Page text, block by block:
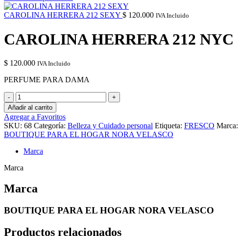
CAROLINA HERRERA 212 SEXY $ 120.000 IVA Incluido
CAROLINA HERRERA 212 NYC
$ 120.000 IVA Incluido
PERFUME PARA DAMA
CAROLINA
HERRERA
212
NYC
cantidad
Añadir al carrito
Agregar a Favoritos
SKU: 68 Categoría: Belleza y Cuidado personal Etiqueta: FRESCO Marca:
BOUTIQUE PARA EL HOGAR NORA VELASCO
Marca
Marca
Marca
BOUTIQUE PARA EL HOGAR NORA VELASCO
Productos relacionados